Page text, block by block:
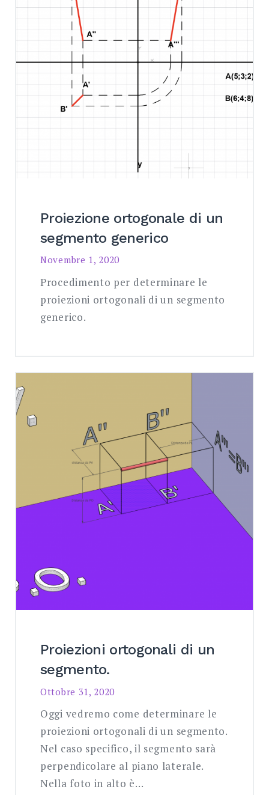
Proiezione ortogonale di un
segmento generico
Novembre 1, 2020
Procedimento per determinare le
proiezioni ortogonali di un segmento
generico.
Proiezioni ortogonali di un
segmento.
Ottobre 31, 2020
Oggi vedremo come determinare le
proiezioni ortogonali di un segmento.
Nel caso specifico, il segmento sarà
perpendicolare al piano laterale.
Nella foto in alto è…